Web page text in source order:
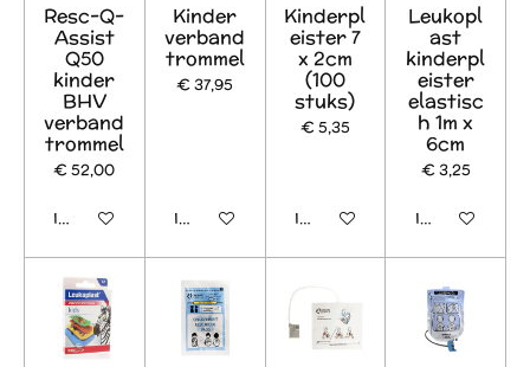
Resc-Q-
Assist
Q50
kinder
BHV
verband
trommel
€ 52,00
In winkelwagen
Kinder
verband
trommel
€ 37,95
In winkelwagen
Kinderpl
eister 7
x 2cm
(100
stuks)
€ 5,35
In winkelwagen
Leukopl
ast
kinderpl
eister
elastisc
h 1m x
6cm
€ 3,25
In winkelwagen